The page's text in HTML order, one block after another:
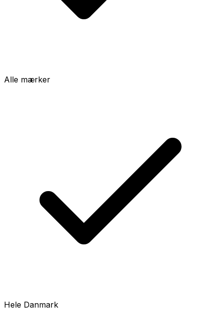
Alle mærker
Hele Danmark